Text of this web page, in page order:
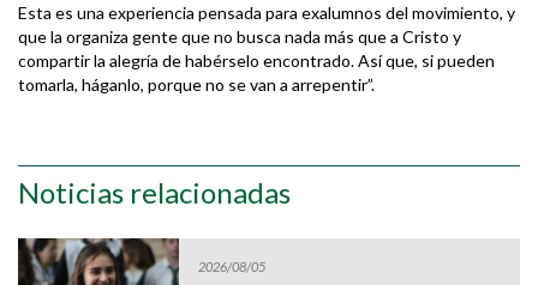
Esta es una experiencia pensada para exalumnos del movimiento, y
que la organiza gente que no busca nada más que a Cristo y
compartir la alegría de habérselo encontrado. Así que, si pueden
tomarla, háganlo, porque no se van a arrepentir”.
Noticias relacionadas
2026/08/05